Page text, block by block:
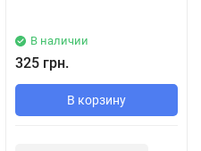
В наличии
325 грн.
В корзину